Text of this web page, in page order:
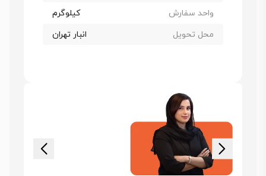
واحد سفارش
کیلوگرم
محل تحویل
انبار تهران